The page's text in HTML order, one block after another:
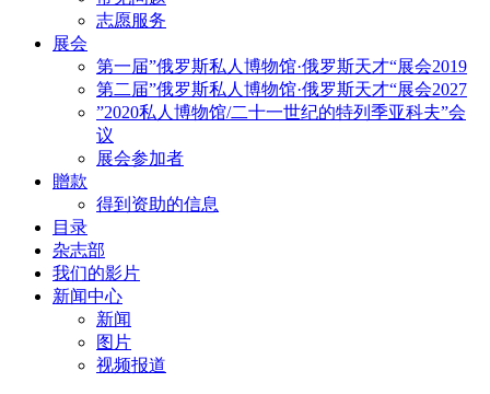
志愿服务
展会
第一届”俄罗斯私人博物馆·俄罗斯天才“展会2019
第二届”俄罗斯私人博物馆·俄罗斯天才“展会2027
”2020私人博物馆/二十一世纪的特列季亚科夫”会
议
展会参加者
贈款
得到资助的信息
目录
杂志部
我们的影片
新闻中心
新闻
图片
视频报道